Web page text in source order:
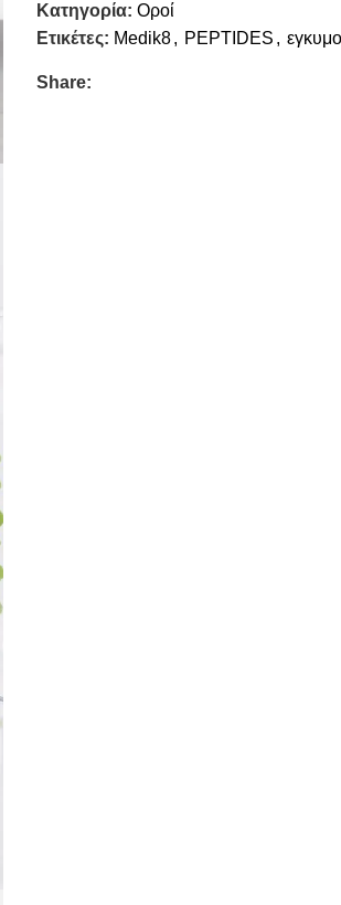
Κατηγορία: Οροί
Ετικέτες: Medik8, PEPTIDES ,
Share: